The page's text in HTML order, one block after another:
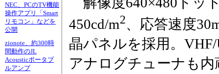
NEC、PCのTV機能
操作アプリ「Smart
リモコン」などを
公開
zionote、約300時
間動作のJL
Acousticポータブ
ルアンプ
450cd/m2、応答速度
晶パネルを採用。
アナログチューナも